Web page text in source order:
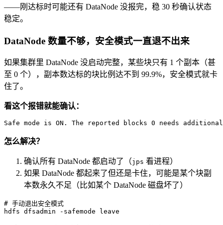
——刚达标时可能还有 DataNode 没报完，稳 30 秒确认状态
稳定。
DataNode 数量不够，安全模式一直退不出来
如果集群里 DataNode 没启动完整，某些块只有 1 个副本（甚
至 0 个），副本数达标的块比例达不到 99.9%，安全模式就卡
住了。
看这个报错就能确认：
Safe mode is ON . The reported blocks 0 needs
怎么解决？
确认所有 DataNode 都启动了（jps 看进程）
如果 DataNode 都起来了但还是卡住，可能是某个块副
本数永久不足（比如某个 DataNode 磁盘坏了）
# 手动退出安全模式
hdfs dfsadmin -safemode leave